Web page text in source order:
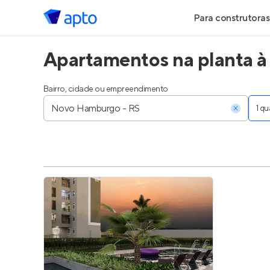
Para construtoras
Geração de
Geração de
Parcerias
Anunciar
Entrar no
Apartamentos na planta
Bairro, cidade ou empreendimento
1